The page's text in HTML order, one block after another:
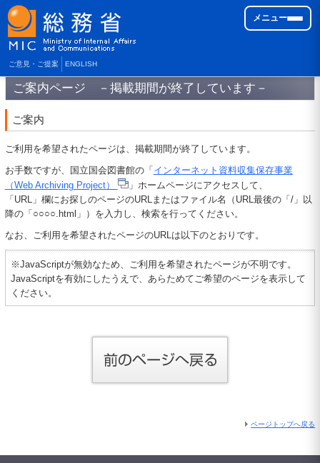
ご意見・ご提案 ENGLISH
メニュー
ご案内ページ －掲載期間が終了しています－
ご案内
ご利用を希望されたページは、掲載期間が終了しています。
お手数ですが、国立国会図書館の「 インターネット資料収集保存事業
（Web Archiving Project）
」ホームページにアクセスして、
「URL」欄にお探しのページのURLまたはファイル名（URL最後の「/」以
降の「○○○○.html」）を入力し、検索を行ってください。
なお、ご利用を希望されたページのURLは以下のとおりです。
※JavaScriptが無効なため、ご利用を希望されたページが不明です。
JavaScriptを有効にしたうえで、あらためてご希望のページを表示して
ください。
ページトップへ戻る